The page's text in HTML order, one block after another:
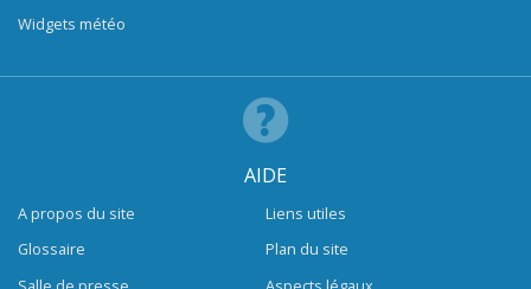
Widgets météo
AIDE
A propos du site
Glossaire
Liens utiles
Plan du site